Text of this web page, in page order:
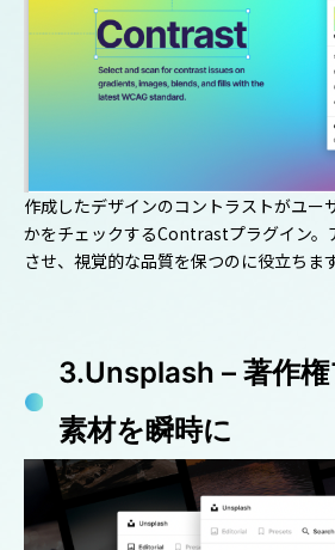
作成したデザインのコントラストがユー
かをチェックするContrastプラグイン。
させ、視覚的な品質を保つのに役立ちます
3.Unsplash – 著作
素材を瞬時に